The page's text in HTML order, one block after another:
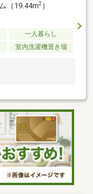
（19.44m2）
一人暮らし
室内洗濯機置き場